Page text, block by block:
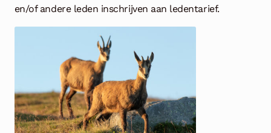
en/of andere leden inschrijven aan ledentarief.